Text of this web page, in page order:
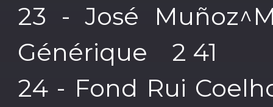
23 - José
Générique 2 41
24 - Fond Rui